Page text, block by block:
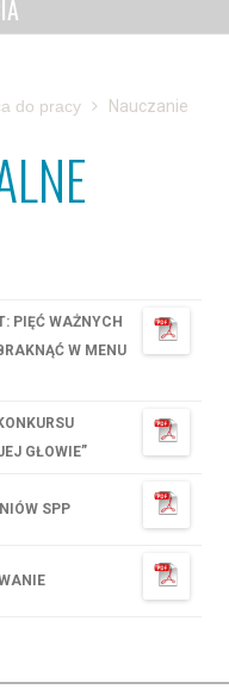
do pracy
Nauczanie
PIĘĆ WAŻNYCH
W MENU
GŁOWIE”
SPP